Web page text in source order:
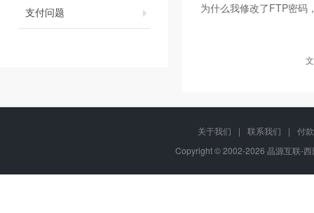
支付问题 为什么我修改了FTP密码
关于我们 | 联系我们 |
付
Copyright © 2002-2026 晶源互联-